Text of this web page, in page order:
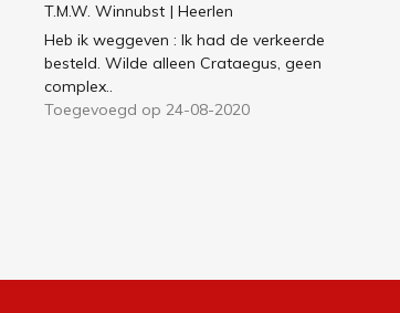
T.M.W. Winnubst | Heerlen
Heb ik weggeven : Ik had de verkeerde
besteld. Wilde alleen Crataegus, geen
complex..
Toegevoegd op 24-08-2020